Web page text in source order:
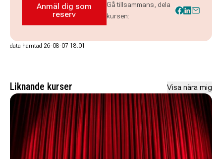
Anmäl dig som reserv till Lule Stass:
Anmäl dig som
reserv
Gå tillsammans, dela
kursen:
data hämtad 26-08-07 18.01
Liknande kurser Visa nära mig